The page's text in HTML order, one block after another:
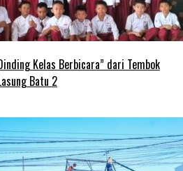
Kelas Berbicara” dari Tembok
Batu 2